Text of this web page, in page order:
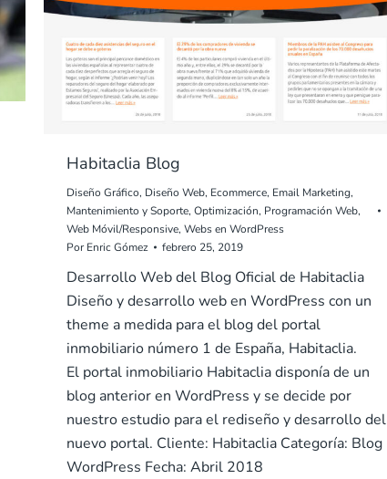
Habitaclia Blog
Diseño Gráfico, Diseño Web, Ecommerce, Email Marketing,
Mantenimiento y Soporte, Optimización, Programación Web,
Web Móvil/Responsive, Webs en WordPress
PorEnric Gómez febrero 25, 2019
Desarrollo Web del Blog Oficial de Habitaclia
Diseño y desarrollo web en WordPress con un
theme a medida para el blog del portal
inmobiliario número 1 de España, Habitaclia.
El portal inmobiliario Habitaclia disponía de un
blog anterior en WordPress y se decide por
nuestro estudio para el rediseño y desarrollo del
nuevo portal. Cliente: Habitaclia Categoría: Blog
WordPress Fecha: Abril 2018